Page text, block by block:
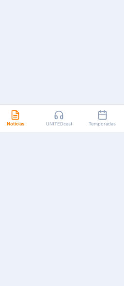
Notícias UNITEDcast Temporadas